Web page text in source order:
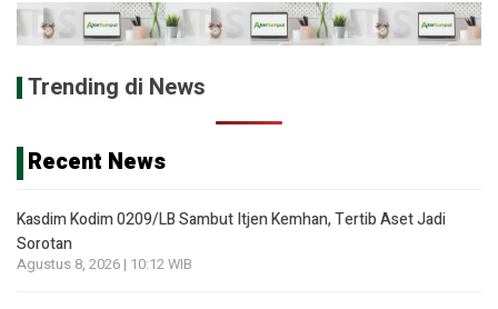
Trending di News
Recent News
Kasdim Kodim 0209/LB Sambut Itjen Kemhan, Tertib Aset Jadi
Sorotan
Agustus 8, 2026 | 10:12 WIB